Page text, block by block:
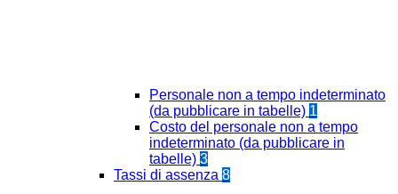
Personale non a tempo indeterminato
(da pubblicare in tabelle) 1
Costo del personale non a tempo
indeterminato (da pubblicare in
tabelle) 3
Tassi di assenza 8